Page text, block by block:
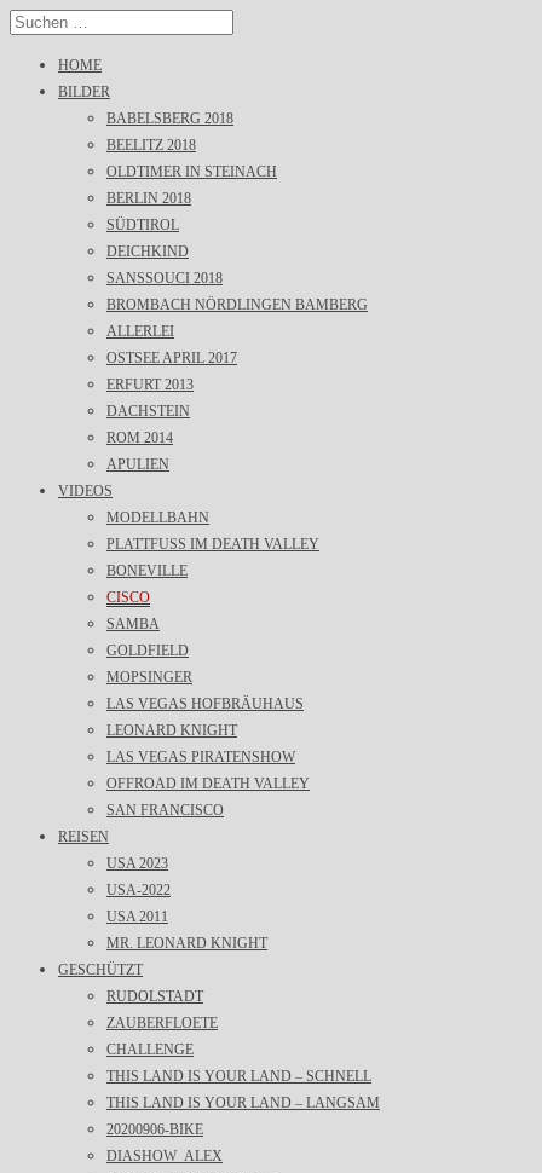
HOME
BILDER
BABELSBERG 2018
BEELITZ 2018
OLDTIMER IN STEINACH
BERLIN 2018
SÜDTIROL
DEICHKIND
SANSSOUCI 2018
BROMBACH NÖRDLINGEN BAMBERG
ALLERLEI
OSTSEE APRIL 2017
ERFURT 2013
DACHSTEIN
ROM 2014
APULIEN
VIDEOS
MODELLBAHN
PLATTFUSS IM DEATH VALLEY
BONEVILLE
CISCO
SAMBA
GOLDFIELD
MOPSINGER
LAS VEGAS HOFBRÄUHAUS
LEONARD KNIGHT
LAS VEGAS PIRATENSHOW
OFFROAD IM DEATH VALLEY
SAN FRANCISCO
REISEN
USA 2023
USA-2022
USA 2011
MR. LEONARD KNIGHT
GESCHÜTZT
RUDOLSTADT
ZAUBERFLOETE
CHALLENGE
THIS LAND IS YOUR LAND – SCHNELL
THIS LAND IS YOUR LAND – LANGSAM
20200906-BIKE
DIASHOW_ALEX